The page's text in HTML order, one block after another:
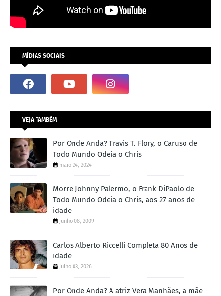
MÍDIAS SOCIAIS
VEJA TAMBÉM
Por Onde Anda? Travis T. Flory, o Caruso de
Todo Mundo Odeia o Chris
maio 24, 2024
Morre Johnny Palermo, o Frank DiPaolo de
Todo Mundo Odeia o Chris, aos 27 anos de
idade
junho 08, 2009
Carlos Alberto Riccelli Completa 80 Anos de
Idade
julho 03, 2026
Por Onde Anda? A atriz Vera Manhães, a mãe